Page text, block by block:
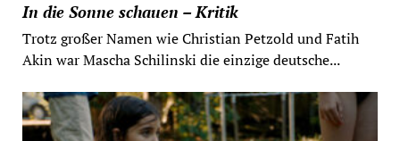
In die Sonne schauen – Kritik
Trotz großer Namen wie Christian Petzold und Fatih
Akin war Mascha Schilinski die einzige deutsche...